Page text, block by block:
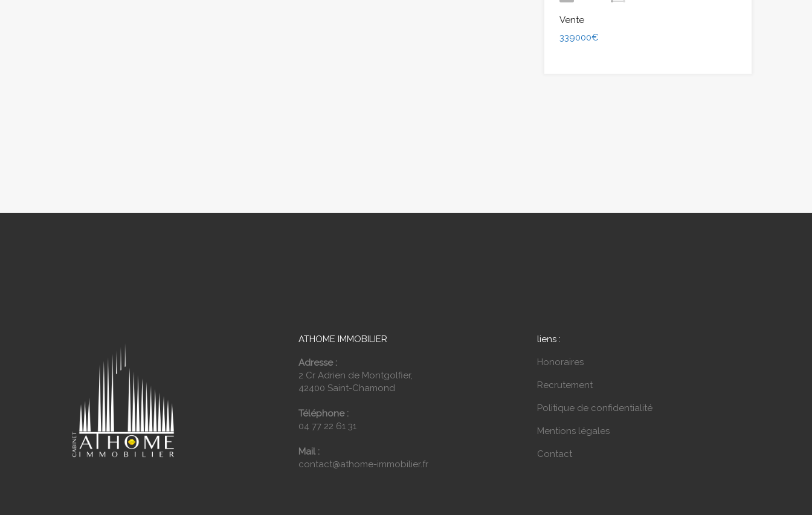
Vente
339000€
ATHOME IMMOBILIER
Adresse :
2 Cr Adrien de Montgolfier,
42400 Saint-Chamond
Téléphone :
04 77 22 61 31
Mail :
contact@athome-immobilier.fr
liens :
Honoraires
Recrutement
Politique de confidentialité
Mentions légales
Contact